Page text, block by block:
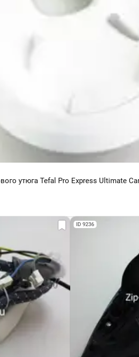
утюга Tefal Pro Express Ultimate
ID 9236